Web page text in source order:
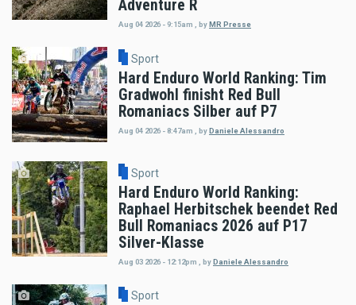
Adventure R
Aug 04 2026 - 9:15am , by MR Presse
Sport
Hard Enduro World Ranking: Tim
Gradwohl finisht Red Bull
Romaniacs Silber auf P7
Aug 04 2026 - 8:47am byDaniele Alessandro
Sport
Hard Enduro World Ranking:
Raphael Herbitschek beendet Red
Bull Romaniacs 2026 auf P17
Silver-Klasse
Aug 03 2026 - 12:12pm byDaniele Alessandro
Sport